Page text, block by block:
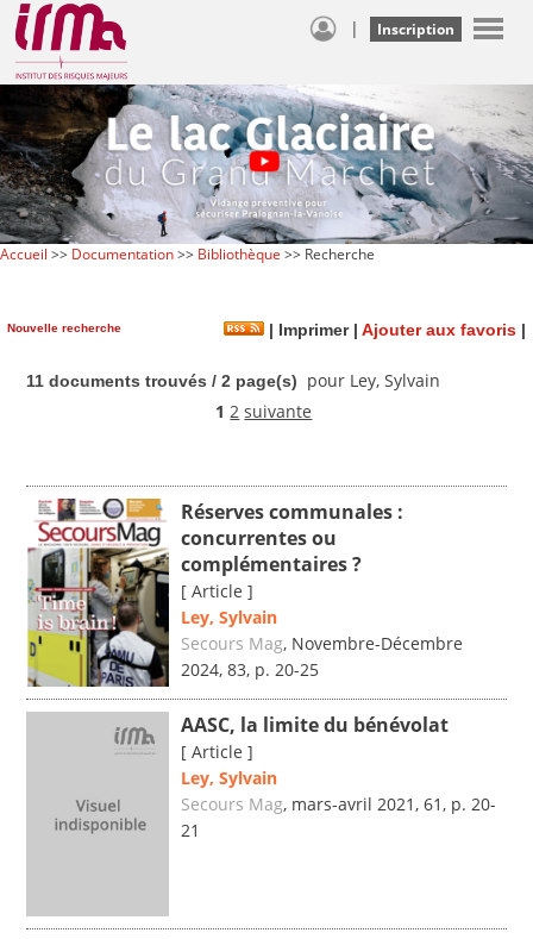
| Inscription
Accueil >> Documentation>> Bibliothèque >> Recherche
Nouvelle recherche | Imprimer| Ajouter aux favoris |
11 documents trouvés / 2 page(s)
pour Ley, Sylvain
1 2 suivante
Réserves communales :
concurrentes ou
complémentaires ?
[ Article ]
Ley, Sylvain
Secours Mag, Novembre-Décembre
2024, 83, p. 20-25
AASC, la limite du bénévolat
[ Article ]
Ley, Sylvain
Secours Mag, mars-avril 2021, 61, p. 20-
21